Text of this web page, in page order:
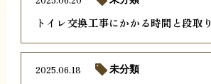
トイレ交換工事にかかる時間と段取り
2025.06.18 未分類